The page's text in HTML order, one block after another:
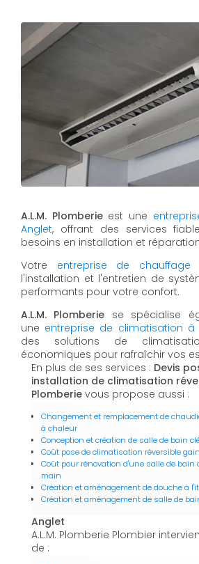
A.L.M. Plomberieest une
Anglet, offrant des services
besoins en installation et
Votre entreprise de chauffage
l'installation et l'entretien de
performants pour votre confort.
A.L.M. Plomberie se spécialise
une entreprise de climatisation à
des solutions de
économiques pour rafraîchir vos
En plus de ses services : Devis
installation de climatisation
Plomberie vous propose aussi :
Changement et remplacement de
à chaleur
Conception et création de salle de bain
Coût pose de climatisation réversible
Coût pour rénovation d'une salle de bain
main
Création et aménagement de douche à
Création et aménagement de salle de
Anglet
A.L.M. Plomberie Plombier
de :